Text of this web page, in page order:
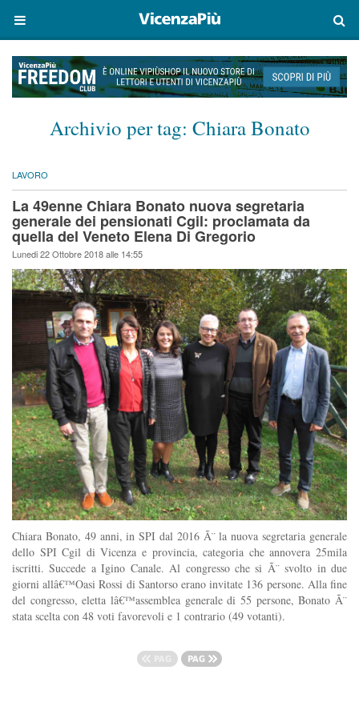
Archivio per tag: Chiara Bonato
LAVORO
La 49enne Chiara Bonato nuova segretaria
generale dei pensionati Cgil: proclamata da
quella del Veneto Elena Di Gregorio
Lunedi 22 Ottobre 2018 alle 14:55
Chiara Bonato, 49 anni, in SPI dal 2016 Ã¨ la nuova segretaria generale
dello SPI Cgil di Vicenza e provincia, categoria che annovera 25mila
iscritti. Succede a Igino Canale. Al congresso che si Ã¨ svolto in due
giorni allâ€™Oasi Rossi di Santorso erano invitate 136 persone. Alla fine
del congresso, eletta lâ€™assemblea generale di 55 persone, Bonato Ã¨
stata scelta con 48 voti favorevoli e 1 contrario (49 votanti).